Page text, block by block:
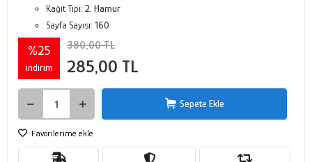
Kağıt Tipi: 2. Hamur
Sayfa Sayısı: 160
%25
indirim
380,00 TL
285,00 TL
Sepete Ekle
Favorilerime ekle